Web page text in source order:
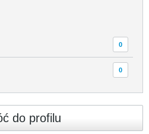
0
0
do profilu